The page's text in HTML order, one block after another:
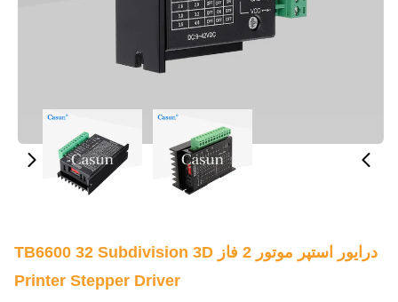
درایور استپر موتور 2 فاز TB6600 32 Subdivision 3D
Printer Stepper Driver